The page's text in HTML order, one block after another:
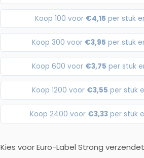
Koop 100 voor €4,15 per stuk
Koop 300 voor €3,95 per stuk
Koop 600 voor €3,75 per stuk
Koop 1200 voor €3,55 per stuk
Koop 2400 voor €3,33per stuk
Kies voor Euro-Label Strong